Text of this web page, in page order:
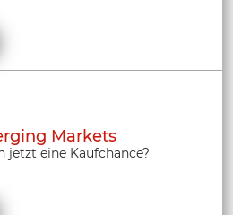
Markets
jetzt eine Kaufchance?